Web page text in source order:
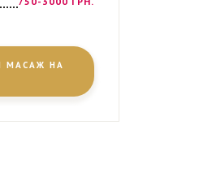
МАСАЖ НА